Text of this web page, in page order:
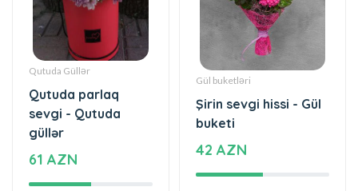
Qutuda Güllər
Qutuda parlaq
sevgi - Qutuda
güllər
61 AZN
Gül buketləri
Şirin sevgi hissi - Gül
buketi
42 AZN